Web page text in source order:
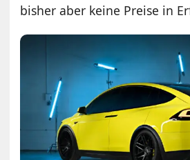
bisher aber keine Preise in